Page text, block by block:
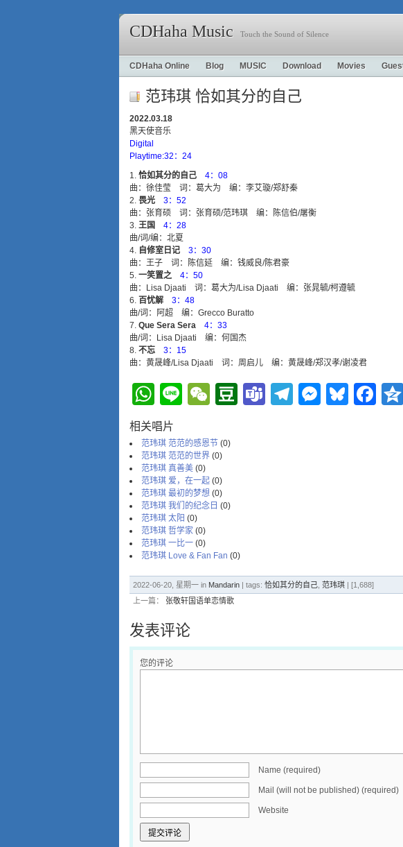
CDHaha Music Touch the Sound of Silence
CDHaha Online Blog MUSIC Download Movies
范玮琪 恰如其分的自己
2022.03.18
黑天使音乐
Digital
Playtime:32：24
恰如其分的自己
4：08
曲：徐佳莹 词：葛大为 编：李艾璇/郑舒秦
畏光
3：52
曲：张育硕 词：张育硕/范玮琪 编：陈信伯/屠衡
王国
4：28
曲/词/编：北夏
自修室日记
3：30
曲：王子 词：陈信延 编：钱威良/陈君豪
一笑置之
4：50
曲：Lisa Djaati 词：葛大为/Lisa Djaati 编：张晁毓/柯遵毓
百忧解
3：48
曲/词：阿超 编：Grecco Buratto
Que Sera Sera
4：33
曲/词：Lisa Djaati 编：何国杰
不忘
3：15
曲：黄晟峰/Lisa Djaati 词：周启儿 编：黄晟峰/郑汉孝/谢凌君
WhatsApp
LineWeChat
Douban
TeamsTelegram
相关唱片
范玮琪 范范的感恩节 (0)
范玮琪 范范的世界 (0)
范玮琪 真善美 (0)
范玮琪 爱，在一起 (0)
范玮琪 最初的梦想 (0)
范玮琪 我们的纪念日 (0)
范玮琪 太阳 (0)
范玮琪 哲学家 (0)
范玮琪 一比一 (0)
范玮琪 Love & Fan Fan (0)
2022-06-20, 星期一 in Mandarin | tags: 恰如其分的自己 范玮琪 | [1,688]
上一篇： 张敬轩国语单恋情歌
发表评论
您的评论
Name (required)
Mail (will not be published) (required)
Website